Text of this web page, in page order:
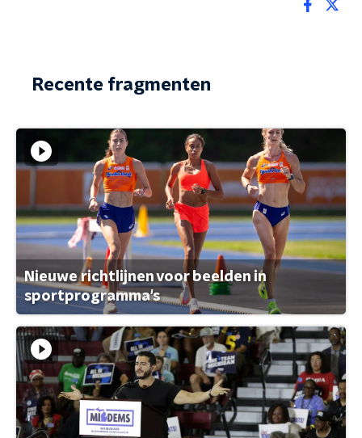
Recente fragmenten
Nieuwe richtlijnen voor beelden in
sportprogramma's